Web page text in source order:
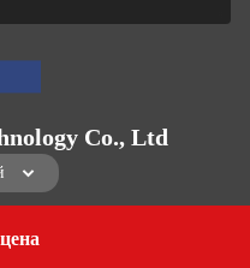
Co., Ltd
Co., Ltd
Get a Quote